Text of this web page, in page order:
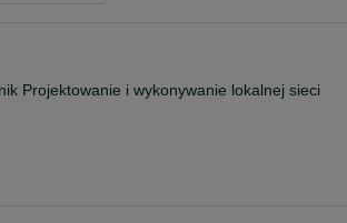
Projektowanie i wykonywanie lokalnej sieci